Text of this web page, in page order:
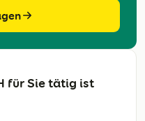
für Sie tätig ist